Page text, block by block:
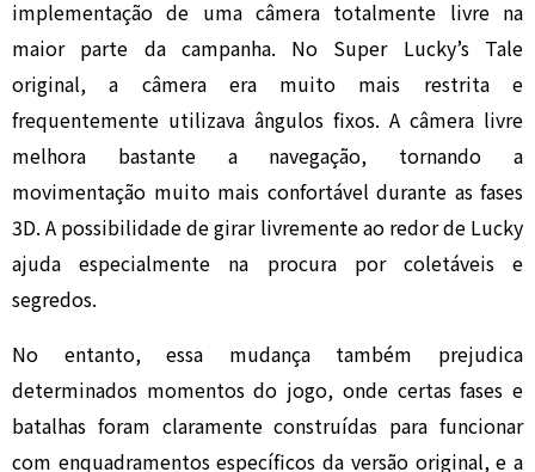
implementação de uma câmera totalmente livre na
maior parte da campanha. No Super Lucky’s Tale
original, a câmera era muito mais restrita e
frequentemente utilizava ângulos fixos. A câmera livre
melhora bastante a navegação, tornando a
movimentação muito mais confortável durante as fases
3D. A possibilidade de girar livremente ao redor de Lucky
ajuda especialmente na procura por coletáveis e
segredos.
No entanto, essa mudança também prejudica
determinados momentos do jogo, onde certas fases e
batalhas foram claramente construídas para funcionar
com enquadramentos específicos da versão original, e a